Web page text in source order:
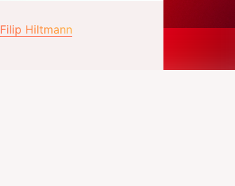
Filip Hiltmann